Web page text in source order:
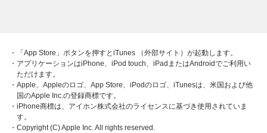
・「App Store」ボタンを押すとiTunes （外部サイト）が起動します。
・アプリケーションはiPhone、iPod touch、iPadまたはAndroidでご利用い
ただけます。
・Apple、Appleのロゴ、App Store、iPodのロゴ、iTunesは、米国および他
国のApple Inc.の登録商標です。
・iPhone商標は、アイホン株式会社のライセンスに基づき使用されていま
す。
・Copyright (C) Apple Inc. All rights reserved.